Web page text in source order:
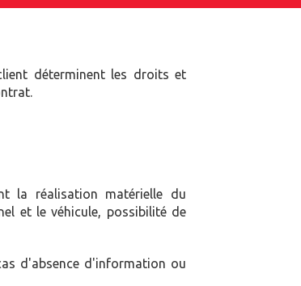
déterminent les droits et
la réalisation matérielle du
et le véhicule, possibilité de
d'absence d'information ou